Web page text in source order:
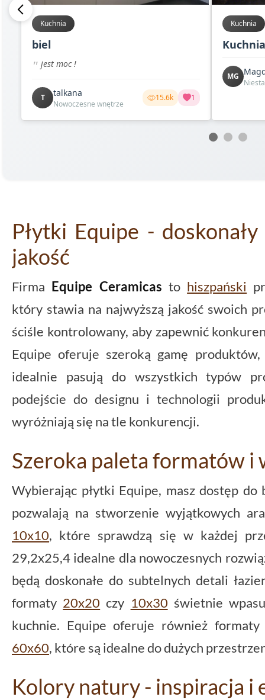
Kuchnia
biel
jest moc !
T talkana
Nowoczesne wnętrze
15.6k 1
Kuchnia
MG
Płytki Equipe -
jakość
Firma Equipe Ceramicas to hiszpański
który stawia na najwyższą jakość swoich
ściśle kontrolowany, aby zapewnić
Equipe oferuje szeroką gamę
idealnie pasują do wszystkich typów
podejście do designu i technologii
wyróżniają się na tle konkurencji.
Szeroka paleta formatów i
Wybierając płytki Equipe, masz dostęp
pozwalają na stworzenie wyjątkowych
10x10, które sprawdzą się w każdej
29,2x25,4 idealne dla nowoczesnych
będą doskonałe do subtelnych detali
formaty 20x20 czy 10x30 świetnie
kuchnie. Equipe oferuje również
60x60, które są idealne do dużych
Kolory natury - inspiracja i